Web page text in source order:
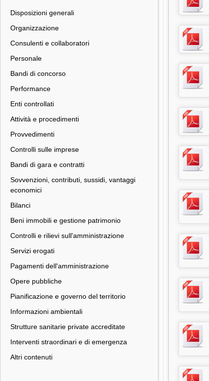
Disposizioni generali
Organizzazione
Consulenti e collaboratori
Personale
Bandi di concorso
Performance
Enti controllati
Attività e procedimenti
Provvedimenti
Controlli sulle imprese
Bandi di gara e contratti
Sovvenzioni, contributi, sussidi, vantaggi
economici
Bilanci
Beni immobili e gestione patrimonio
Controlli e rilievi sull'amministrazione
Servizi erogati
Pagamenti dell'amministrazione
Opere pubbliche
Pianificazione e governo del territorio
Informazioni ambientali
Strutture sanitarie private accreditate
Interventi straordinari e di emergenza
Altri contenuti